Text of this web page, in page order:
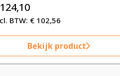
124,10
€ 102,56
Bekijk product